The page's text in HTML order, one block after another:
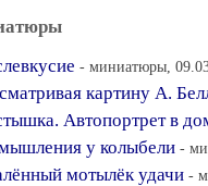
- миниатюры,
картину А.
Автопортрет в
у колыбели -
мотылёк удачи -